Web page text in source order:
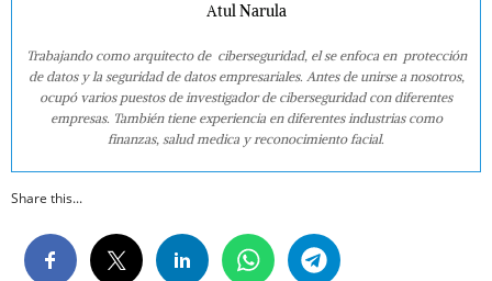
Atul Narula
Trabajando como arquitecto de ciberseguridad, el se enfoca en protección
de datos y la seguridad de datos empresariales. Antes de unirse a nosotros,
ocupó varios puestos de investigador de ciberseguridad con diferentes
empresas. También tiene experiencia en diferentes industrias como
finanzas, salud medica y reconocimiento facial.
Share this...